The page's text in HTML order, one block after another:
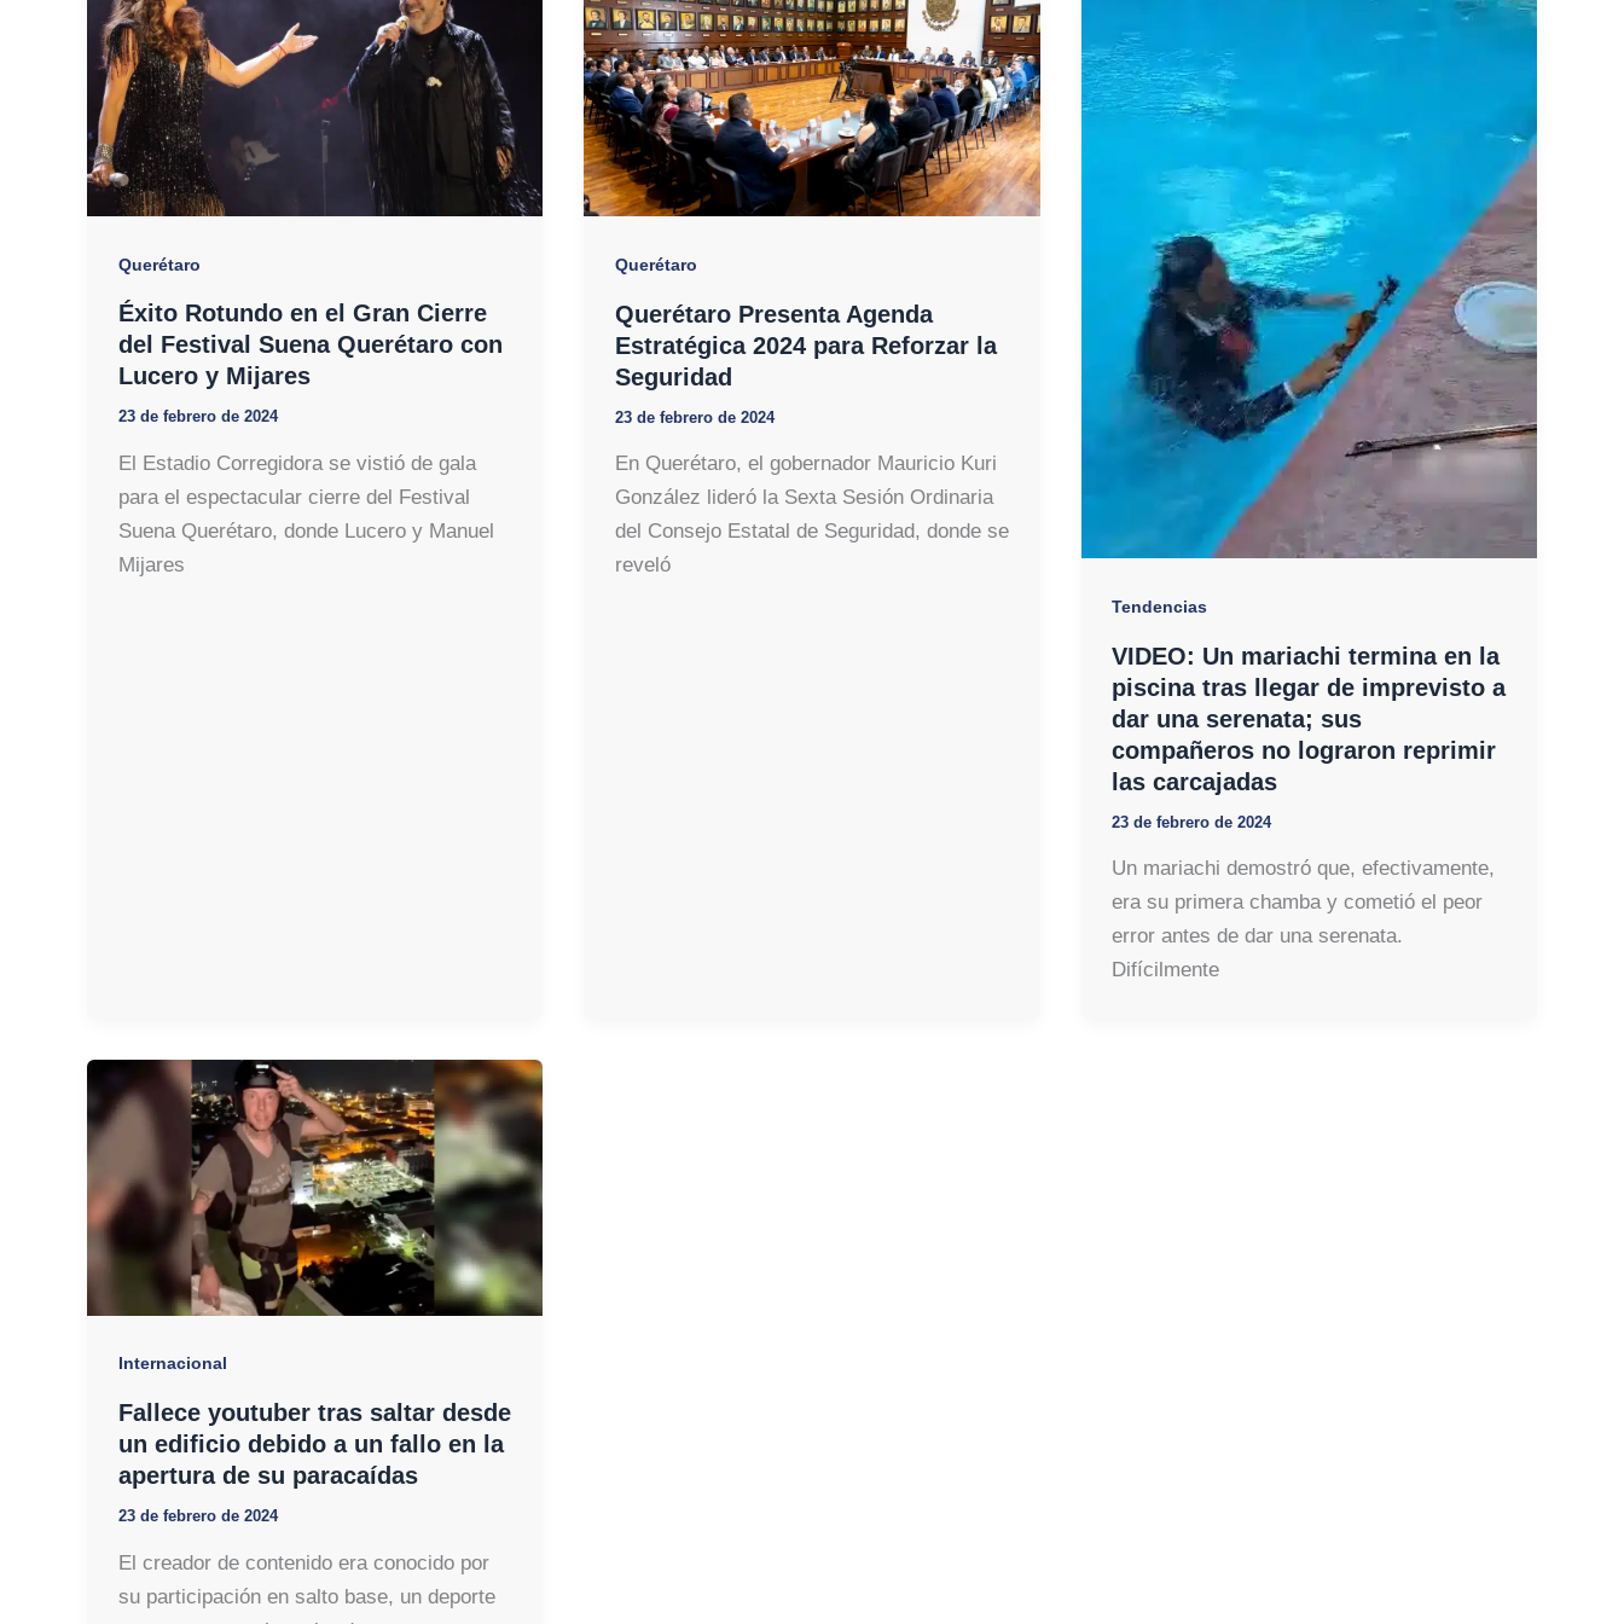
Querétaro
Éxito Rotundo en el Gran Cierre
del Festival Suena Querétaro con
Lucero y Mijares
23 de febrero de 2024
El Estadio Corregidora se vistió de gala
para el espectacular cierre del Festival
Suena Querétaro, donde Lucero y Manuel
Mijares
Querétaro
Querétaro Presenta Agenda
Estratégica 2024 para Reforzar la
Seguridad
23 de febrero de 2024
En Querétaro, el gobernador Mauricio Kuri
González lideró la Sexta Sesión Ordinaria
del Consejo Estatal de Seguridad, donde se
reveló
Tendencias
VIDEO: Un mariachi termina en la
piscina tras llegar de imprevisto a
dar una serenata; sus
compañeros no lograron reprimir
las carcajadas
23 de febrero de 2024
Un mariachi demostró que, efectivamente,
era su primera chamba y cometió el peor
error antes de dar una serenata.
Difícilmente
Internacional
Fallece youtuber tras saltar desde
un edificio debido a un fallo en la
apertura de su paracaídas
23 de febrero de 2024
El creador de contenido era conocido por
su participación en salto base, un deporte